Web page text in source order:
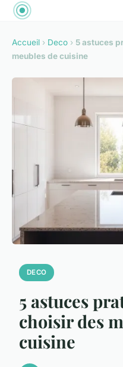
Accueil › Deco › 5 astuces
meubles de cuisine
DECO
5 astuces
choisir des
cuisine